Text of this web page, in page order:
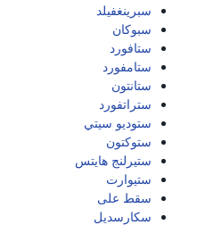
سبرينغفيلد
سبوكان
ستافورد
ستامفورد
ستانتون
ستراتفورد
ستوديو سيتي
ستوكتون
ستيرلنج هايتس
ستيوارت
سقط على
سكارسديل